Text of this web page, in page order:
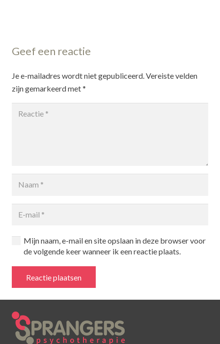
Geef een reactie
Je e-mailadres wordt niet gepubliceerd.Vereiste velden
zijn gemarkeerd met*
Mijn naam, e-mail en site opslaan in deze browser voor
de volgende keer wanneer ik een reactie plaats.
Reactie plaatsen